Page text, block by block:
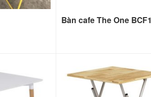
Bàn cafe The One